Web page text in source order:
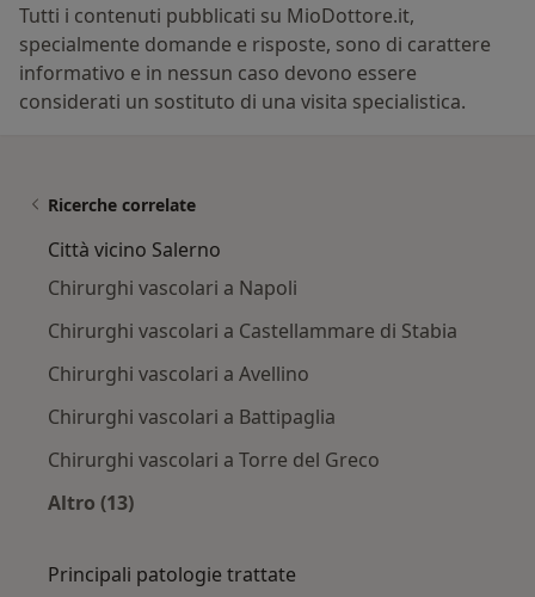
Tutti i contenuti pubblicati su MioDottore.it,
specialmente domande e risposte, sono di carattere
informativo e in nessun caso devono essere
considerati un sostituto di una visita specialistica.
Ricerche correlate
Città vicino Salerno
Chirurghi vascolari a Napoli
Chirurghi vascolari a Castellammare di Stabia
Chirurghi vascolari a Avellino
Chirurghi vascolari a Battipaglia
Chirurghi vascolari a Torre del Greco
Altro (13)
Principali patologie trattate